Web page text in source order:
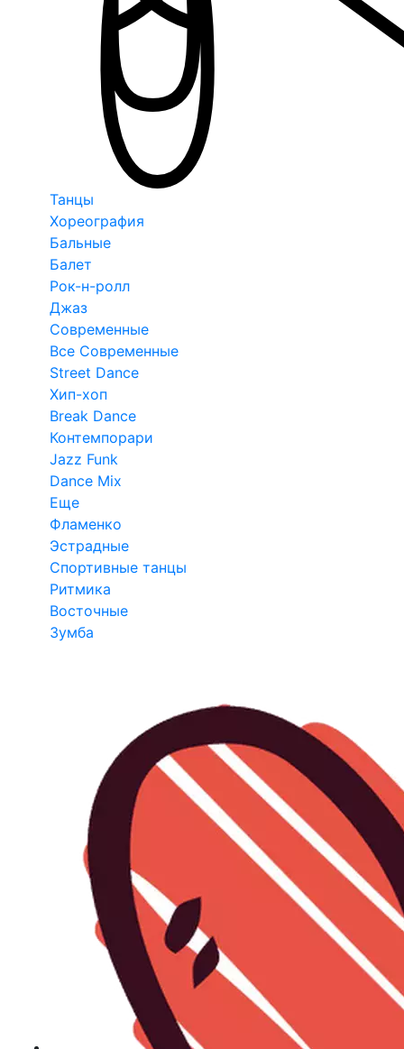
Танцы
Хореография
Бальные
Балет
Рок-н-ролл
Джаз
Современные
Все Современные
Street Dance
Хип-хоп
Break Dance
Контемпорари
Jazz Funk
Dance Mix
Еще
Фламенко
Эстрадные
Спортивные танцы
Ритмика
Восточные
Зумба